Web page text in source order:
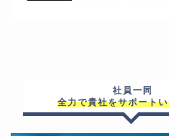
社員一同
全力で貴社をサポート